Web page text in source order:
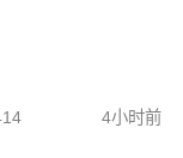
4小时前